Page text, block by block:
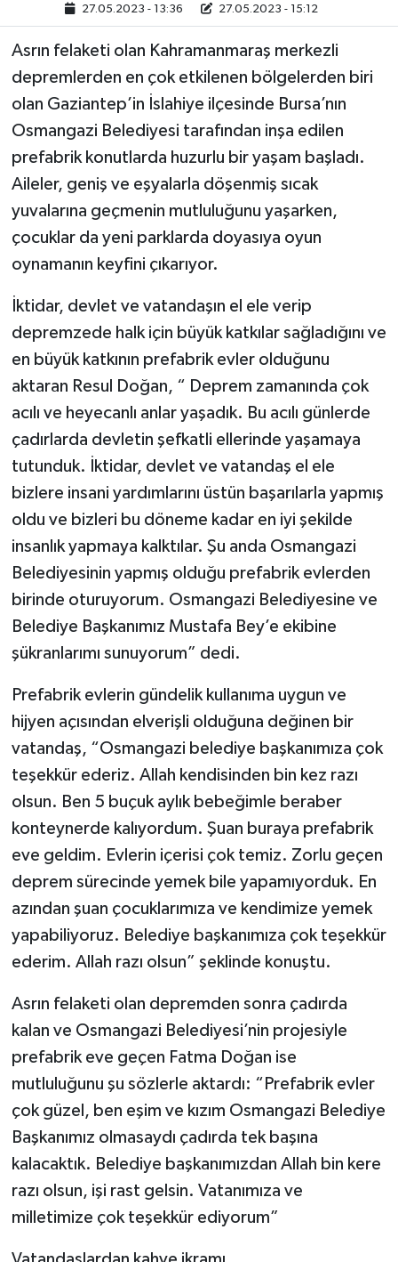
27.05.2023 - 13:36 27.05.2023 - 15:12
Asrın felaketi olan Kahramanmaraş merkezli
depremlerden en çok etkilenen bölgelerden biri
olan Gaziantep’in İslahiye ilçesinde Bursa’nın
Osmangazi Belediyesi tarafından inşa edilen
prefabrik konutlarda huzurlu bir yaşam başladı.
Aileler, geniş ve eşyalarla döşenmiş sıcak
yuvalarına geçmenin mutluluğunu yaşarken,
çocuklar da yeni parklarda doyasıya oyun
oynamanın keyfini çıkarıyor.
İktidar, devlet ve vatandaşın el ele verip
depremzede halk için büyük katkılar sağladığını ve
en büyük katkının prefabrik evler olduğunu
aktaran Resul Doğan, “ Deprem zamanında çok
acılı ve heyecanlı anlar yaşadık. Bu acılı günlerde
çadırlarda devletin şefkatli ellerinde yaşamaya
tutunduk. İktidar, devlet ve vatandaş el ele
bizlere insani yardımlarını üstün başarılarla yapmış
oldu ve bizleri bu döneme kadar en iyi şekilde
insanlık yapmaya kalktılar. Şu anda Osmangazi
Belediyesinin yapmış olduğu prefabrik evlerden
birinde oturuyorum. Osmangazi Belediyesine ve
Belediye Başkanımız Mustafa Bey’e ekibine
şükranlarımı sunuyorum” dedi.
Prefabrik evlerin gündelik kullanıma uygun ve
hijyen açısından elverişli olduğuna değinen bir
vatandaş, “Osmangazi belediye başkanımıza çok
teşekkür ederiz. Allah kendisinden bin kez razı
olsun. Ben 5 buçuk aylık bebeğimle beraber
konteynerde kalıyordum. Şuan buraya prefabrik
eve geldim. Evlerin içerisi çok temiz. Zorlu geçen
deprem sürecinde yemek bile yapamıyorduk. En
azından şuan çocuklarımıza ve kendimize yemek
yapabiliyoruz. Belediye başkanımıza çok teşekkür
ederim. Allah razı olsun” şeklinde konuştu.
Asrın felaketi olan depremden sonra çadırda
kalan ve Osmangazi Belediyesi’nin projesiyle
prefabrik eve geçen Fatma Doğan ise
mutluluğunu şu sözlerle aktardı: “Prefabrik evler
çok güzel, ben eşim ve kızım Osmangazi Belediye
Başkanımız olmasaydı çadırda tek başına
kalacaktık. Belediye başkanımızdan Allah bin kere
razı olsun, işi rast gelsin. Vatanımıza ve
milletimize çok teşekkür ediyorum”